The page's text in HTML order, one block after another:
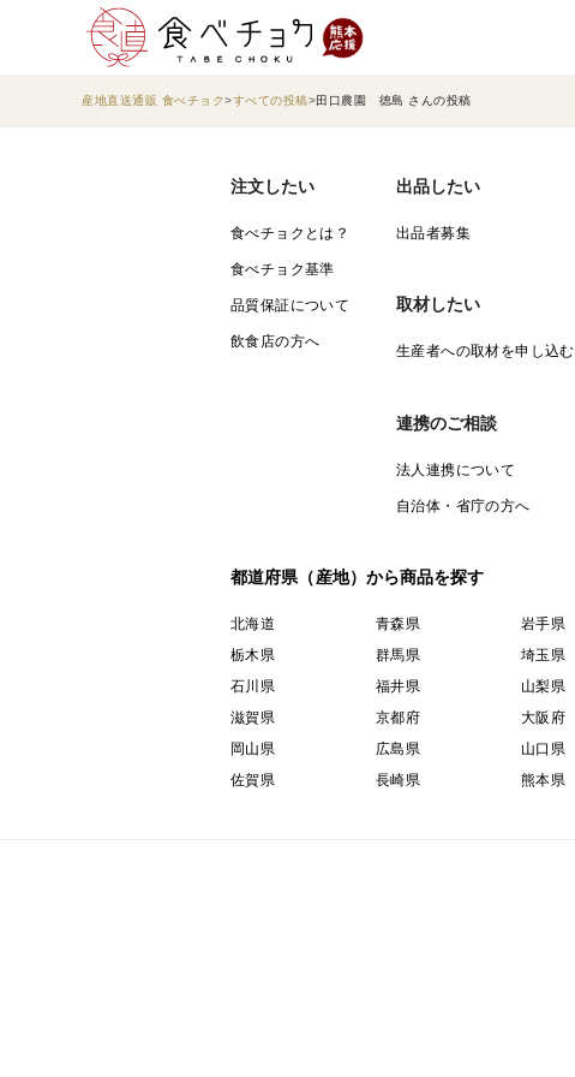
産地直送通販 食べチョク すべての投稿 田口農園 徳島 さんの投稿
注文したい
食べチョクとは？
食べチョク基準
品質保証について
飲食店の方へ
出品したい
出品者募集
取材したい
生産者への取材を申し込む
連携のご相談
法人連携について
自治体・省庁の方へ
都道府県（産地）から商品を探す
北海道 青森県 岩手県
栃木県
群馬県 埼玉県
石川県
福井県 山梨県
滋賀県
京都府 大阪府
岡山県
広島県 山口県
佐賀県
長崎県 熊本県